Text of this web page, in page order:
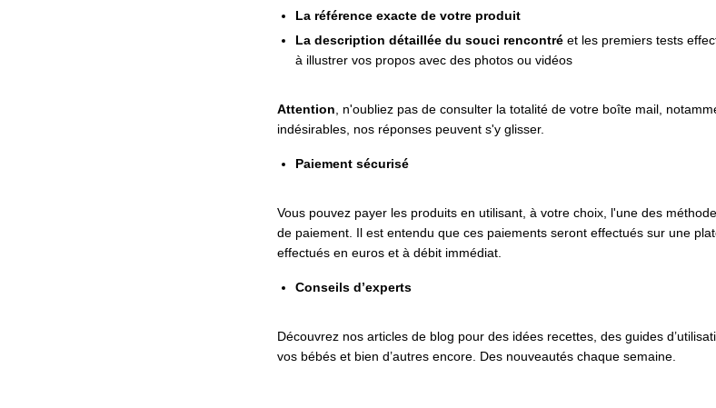
La référence exacte de votre produit
La description détaillée du souci rencontréet les premiers tests
à illustrer vos propos avec des photos ou vidéos
Attention , n'oubliez pas de consulter la totalité de votre boîte mail,
indésirables, nos réponses peuvent s'y glisser.
Paiement sécurisé
Vous pouvez payer les produits en utilisant, à votre choix, l'une des
de paiement. Il est entendu que ces paiements seront effectués sur une
effectués en euros et à débit immédiat.
Conseils d’experts
Découvrez nos articles de blog pour des idées recettes, des guides
vos bébés et bien d’autres encore. Des nouveautés chaque semaine.